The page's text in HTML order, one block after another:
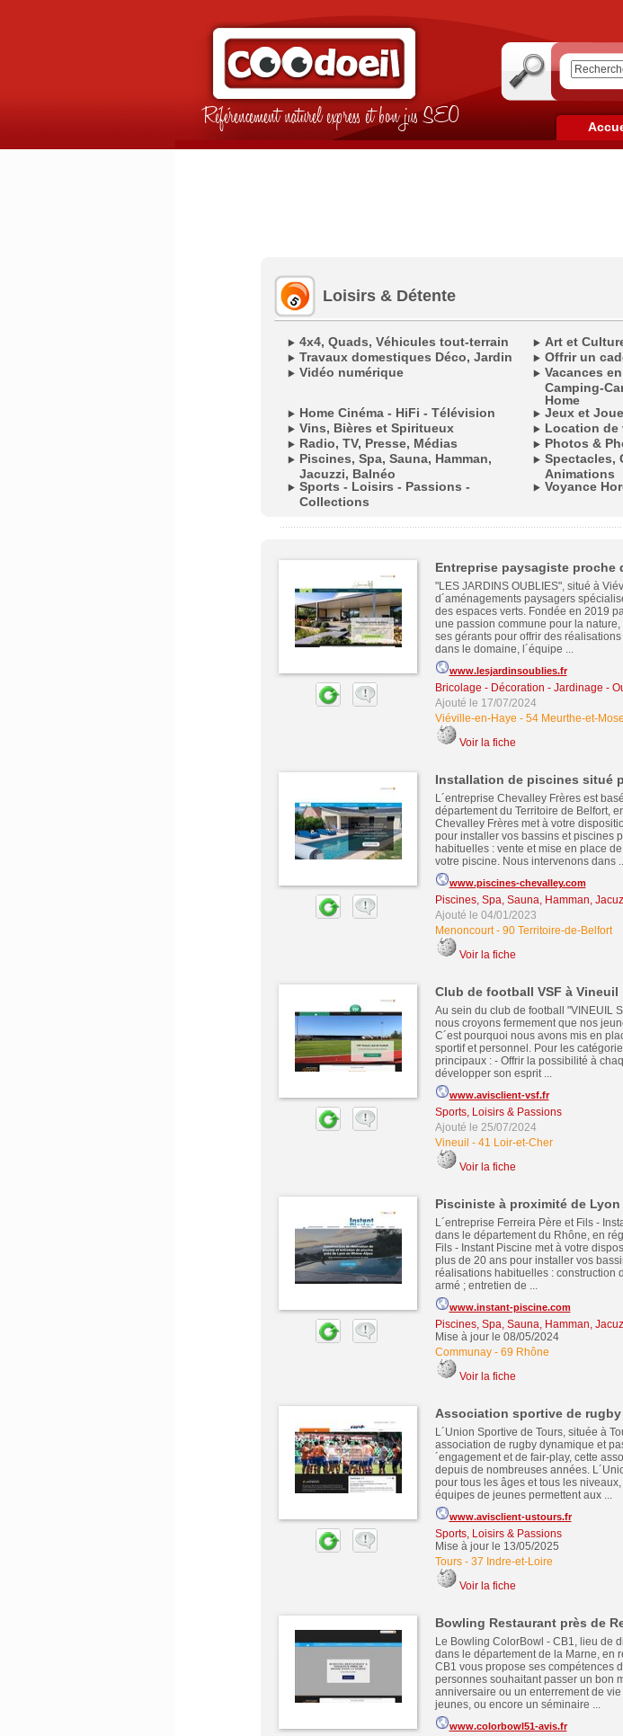
Référencement naturel express et bon jus SEO
Loisirs & Détente
4x4, Quads, Véhicules tout-terrain
Art et
Travaux domestiques Déco, Jardin
Offrir un
Vidéo numérique
Vacances
Camping-
Home
Home Cinéma - HiFi - Télévision
Jeux et
Vins, Bières et Spiritueux
Location de
Radio, TV, Presse, Médias
Photos &
Piscines, Spa, Sauna, Hamman,
Jacuzzi, Balnéo
Spectacles,
Animations
Sports - Loisirs - Passions -
Collections
Voyance
Entreprise paysagiste proche
"LES JARDINS OUBLIES", situé à
d´aménagements paysagers
des espaces verts. Fondée en 2019
une passion commune pour la
ses gérants pour offrir des
dans le domaine, l´équipe ...
www.lesjardinsoublies.fr
Bricolage - Décoration - Jardinage -
Ajouté le 17/07/2024
Viéville-en-Haye - 54 Meurthe-et-
Voir la fiche
Installation de piscines situé
L´entreprise Chevalley Frères est
département du Territoire de Belfort,
Chevalley Frères met à votre
pour installer vos bassins et piscines
habituelles : vente et mise en place
votre piscine. Nous intervenons dans
www.piscines-chevalley.com
Piscines, Spa, Sauna, Hamman,
Ajouté le 04/01/2023
Menoncourt- 90 Territoire-de-Belfort
Voir la fiche
Club de football VSF à Vineuil
Au sein du club de football "VINEUIL
nous croyons fermement que nos
C´est pourquoi nous avons mis en
sportif et personnel. Pour les
principaux : - Offrir la possibilité à
développer son esprit ...
www.avisclient-vsf.fr
Sports, Loisirs & Passions
Ajouté le 25/07/2024
Vineuil - 41 Loir-et-Cher
Voir la fiche
Pisciniste à proximité de Lyon
L´entreprise Ferreira Père et Fils -
dans le département du Rhône, en
Fils - Instant Piscine met à votre
plus de 20 ans pour installer vos
réalisations habituelles : construction
armé ; entretien de ...
www.instant-piscine.com
Piscines, Spa, Sauna, Hamman,
Mise à jour le 08/05/2024
Communay- 69 Rhône
Voir la fiche
Association sportive de rugby
L´Union Sportive de Tours, située à
association de rugby dynamique et
´engagement et de fair-play, cette
depuis de nombreuses années.
pour tous les âges et tous les
équipes de jeunes permettent aux ...
www.avisclient-ustours.fr
Sports, Loisirs & Passions
Mise à jour le 13/05/2025
Tours- 37 Indre-et-Loire
Voir la fiche
Bowling Restaurant près de
Le Bowling ColorBowl - CB1, lieu de
dans le département de la Marne, en
CB1 vous propose ses compétences
personnes souhaitant passer un bon
anniversaire ou un enterrement de
jeunes, ou encore un séminaire ...
www.colorbowl51-avis.fr